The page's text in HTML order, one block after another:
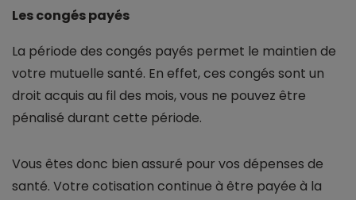
Les congés payés
La période des congés payés permet le maintien de
votre mutuelle santé. En effet, ces congés sont un
droit acquis au fil des mois, vous ne pouvez être
pénalisé durant cette période.
Vous êtes donc bien assuré pour vos dépenses de
santé. Votre cotisation continue à être payée à la